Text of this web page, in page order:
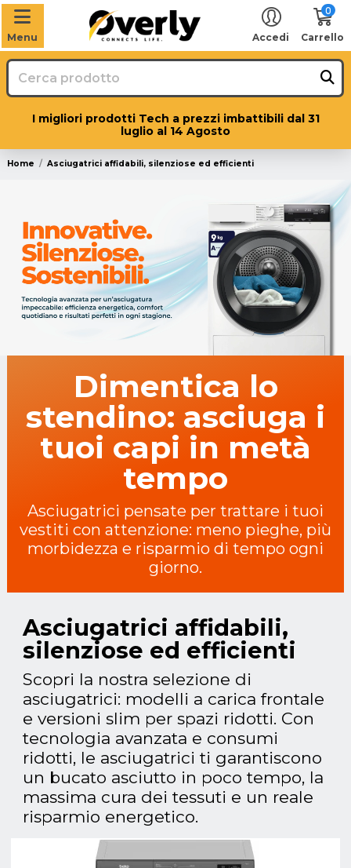
Menu Accedi
0
Carrello
I migliori prodotti Tech a prezzi imbattibili dal 31
luglio al 14 Agosto
Home Asciugatrici affidabili, silenziose ed efficienti
Dimentica lo
stendino: asciuga i
tuoi capi in metà
tempo
Asciugatrici pensate per trattare i tuoi
vestiti con attenzione: meno pieghe, più
morbidezza e risparmio di tempo ogni
giorno.
Asciugatrici affidabili,
silenziose ed efficienti
Scopri la nostra selezione di
asciugatrici: modelli a carica frontale
e versioni slim per spazi ridotti. Con
tecnologia avanzata e consumi
ridotti, le asciugatrici ti garantiscono
un bucato asciutto in poco tempo, la
massima cura dei tessuti e un reale
risparmio energetico.